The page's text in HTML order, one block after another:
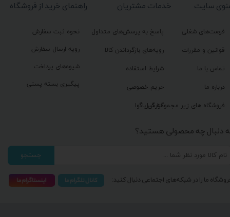
راهنمای خرید از فروشگاه
نحوه ثبت سفارش
رویه ارسال سفارش
شیوه‌های پرداخت
پیگیری بسته پستی
خدمات مشتریان
پاسخ به پرسش‌های متداول
رویه‌های بازگرداندن کالا
شرایط استفاده
حریم خصوصی
گزارش باگ
سایت
فرصت‌های شغلی
قوانین و مقررات
تماس با ما
درباره ما
فروشگاه های زیر مجموعه گیل آوا
دنبال چه محصولی هستید؟
جستجو
ما را در شبکه‌های اجتماعی دنبال کنید: